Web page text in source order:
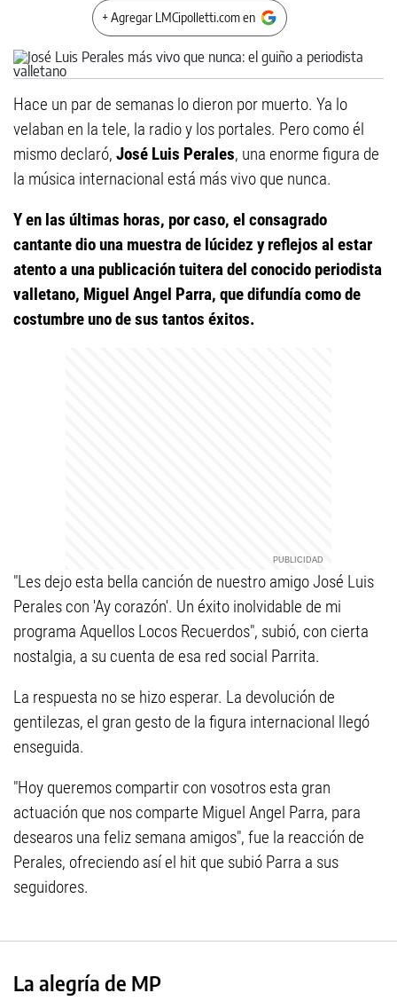
+ Agregar LMCipolletti.com en
Hace un par de semanas lo dieron por muerto. Ya lo
velaban en la tele, la radio y los portales. Pero como él
mismo declaró, José Luis Perales, una enorme figura de
la música internacional está más vivo que nunca.
Y en las últimas horas, por caso, el consagrado
cantante dio una muestra de lúcidez y reflejos al estar
atento a una publicación tuitera del conocido periodista
valletano, Miguel Angel Parra, que difundía como de
costumbre uno de sus tantos éxitos.
"Les dejo esta bella canción de nuestro amigo José Luis
Perales con 'Ay corazón'. Un éxito inolvidable de mi
programa Aquellos Locos Recuerdos", subió, con cierta
nostalgia, a su cuenta de esa red social Parrita.
La respuesta no se hizo esperar. La devolución de
gentilezas, el gran gesto de la figura internacional llegó
enseguida.
"Hoy queremos compartir con vosotros esta gran
actuación que nos comparte Miguel Angel Parra, para
desearos una feliz semana amigos", fue la reacción de
Perales, ofreciendo así el hit que subió Parra a sus
seguidores.
La alegría de MP